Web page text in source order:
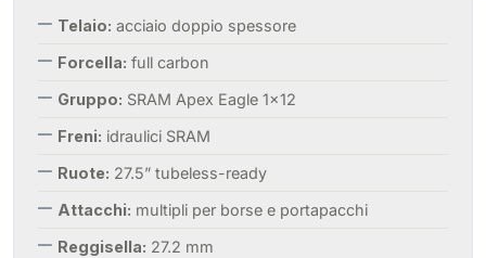
Telaio: acciaio doppio spessore
Forcella: full carbon
Gruppo: SRAM Apex Eagle 1×12
Freni: idraulici SRAM
Ruote: 27.5” tubeless-ready
Attacchi: multipli per borse e portapacchi
Reggisella: 27.2 mm